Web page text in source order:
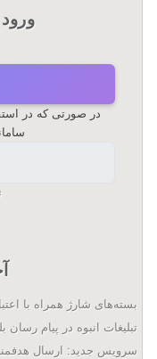
در صورتی که در
بسته‌های شارژ همراه با
تبلیغات انبوه در پیام رسان
سرویس جدید: ارسال هدفمند